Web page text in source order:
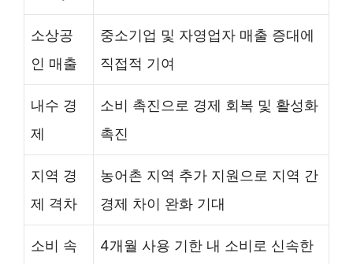
소상공
인 매출
중소기업 및 자영업자 매출 증대에
직접적 기여
내수 경
제
소비 촉진으로 경제 회복 및 활성화
촉진
지역 경
제 격차
농어촌 지역 추가 지원으로 지역 간
경제 차이 완화 기대
소비 속
4개월 사용 기한 내 소비로 신속한